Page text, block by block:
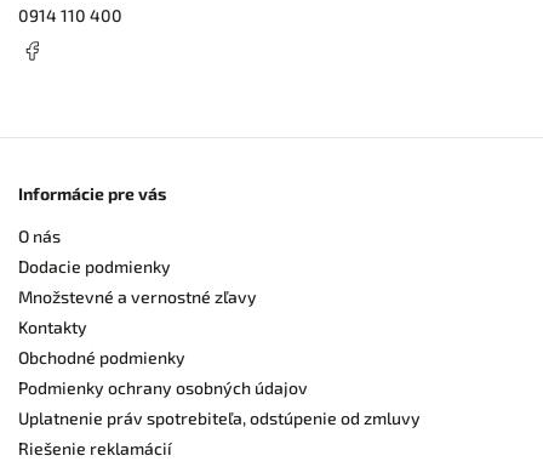
0914 110 400
Informácie pre vás
O nás
Dodacie podmienky
Množstevné a vernostné zľavy
Kontakty
Obchodné podmienky
Podmienky ochrany osobných údajov
Uplatnenie práv spotrebiteľa, odstúpenie od zmluvy
Riešenie reklamácií